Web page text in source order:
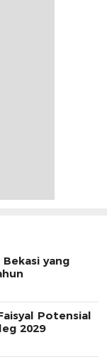
Bekasi yang
Potensial
2029